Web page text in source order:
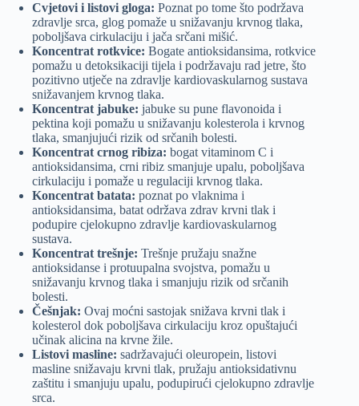
Cvjetovi i listovi gloga: Poznat po tome što podržava
zdravlje srca, glog pomaže u snižavanju krvnog tlaka,
poboljšava cirkulaciju i jača srčani mišić.
Koncentrat rotkvice: Bogate antioksidansima, rotkvice
pomažu u detoksikaciji tijela i podržavaju rad jetre, što
pozitivno utječe na zdravlje kardiovaskularnog sustava
snižavanjem krvnog tlaka.
Koncentrat jabuke: jabuke su pune flavonoida i
pektina koji pomažu u snižavanju kolesterola i krvnog
tlaka, smanjujući rizik od srčanih bolesti.
Koncentrat crnog ribiza: bogat vitaminom C i
antioksidansima, crni ribiz smanjuje upalu, poboljšava
cirkulaciju i pomaže u regulaciji krvnog tlaka.
Koncentrat batata: poznat po vlaknima i
antioksidansima, batat održava zdrav krvni tlak i
podupire cjelokupno zdravlje kardiovaskularnog
sustava.
Koncentrat trešnje: Trešnje pružaju snažne
antioksidanse i protuupalna svojstva, pomažu u
snižavanju krvnog tlaka i smanjuju rizik od srčanih
bolesti.
Češnjak: Ovaj moćni sastojak snižava krvni tlak i
kolesterol dok poboljšava cirkulaciju kroz opuštajući
učinak alicina na krvne žile.
Listovi masline: sadržavajući oleuropein, listovi
masline snižavaju krvni tlak, pružaju antioksidativnu
zaštitu i smanjuju upalu, podupirući cjelokupno zdravlje
srca.